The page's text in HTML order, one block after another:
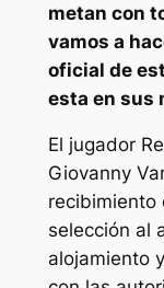
metan con
vamos a
oficial de
esta en sus
El jugador
Giovanny
recibimiento
selección al
alojamiento